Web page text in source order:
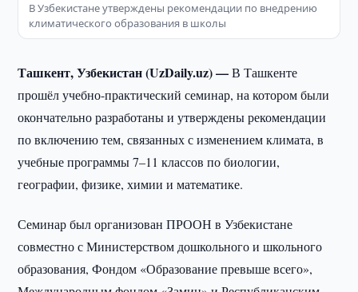
В Узбекистане утверждены рекомендации по внедрению
климатического образования в школы
Ташкент, Узбекистан (UzDaily.uz) —В Ташкенте
прошёл учебно-практический семинар, на котором были
окончательно разработаны и утверждены рекомендации
по включению тем, связанных с изменением климата, в
учебные программы 7–11 классов по биологии,
географии, физике, химии и математике.
Семинар был организован ПРООН в Узбекистане
совместно с Министерством дошкольного и школьного
образования, Фондом «Образование превыше всего»,